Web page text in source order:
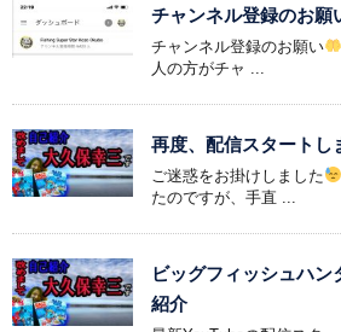
チャンネル登録のお願
チャンネル登録のお願い
人の方がチャ ...
再度、配信スタートし
ご迷惑をお掛けしました
たのですが、手直 ...
ビッグフィッシュハン
紹介